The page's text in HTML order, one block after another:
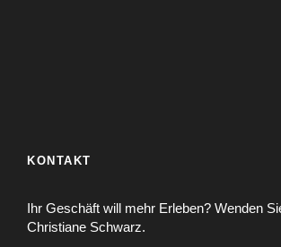
KONTAKT
Ihr Geschäft will mehr Erleben? Wenden
Christiane Schwarz.